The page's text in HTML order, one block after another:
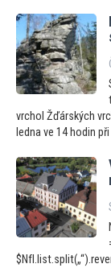
vrchol Žďárských
ledna ve 14 hodin